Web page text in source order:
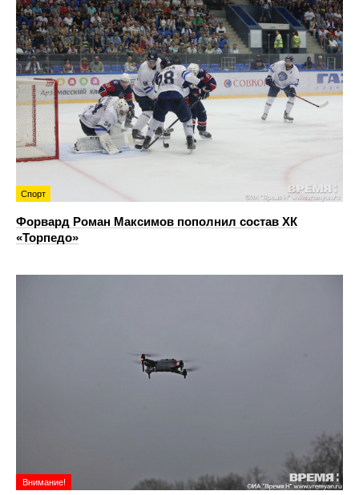
Спорт
Форвард Роман Максимов пополнил состав ХК
«Торпедо»
Внимание!